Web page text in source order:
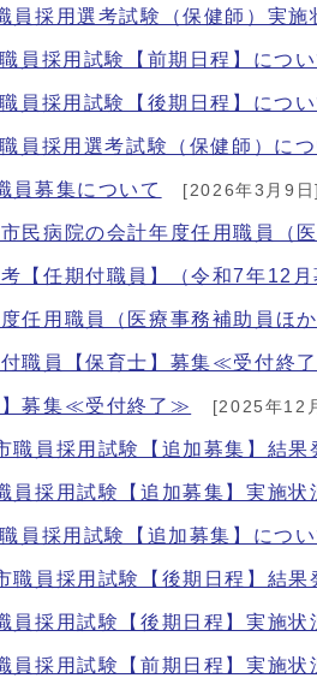
員採用選考試験（保健師）実施
員採用試験【前期日程】につ
員採用試験【後期日程】につい
員採用選考試験（保健師）に
員募集について [2026年3月9日]
民病院の会計年度任用職員（
【任期付職員】（令和7年12
任用職員（医療事務補助員ほ
職員【保育士】募集≪受付終
】募集≪受付終了≫ [2025年12
員採用試験【追加募集】結果
員採用試験【追加募集】実施状
員採用試験【追加募集】につ
員採用試験【後期日程】結果
員採用試験【後期日程】実施状
員採用試験【前期日程】実施状